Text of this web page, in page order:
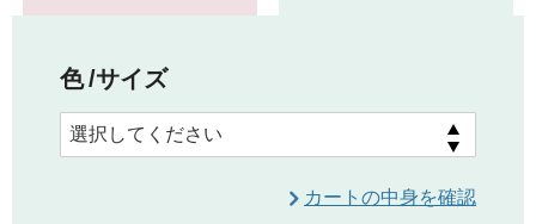
色 サイズ
カートの中身を確認